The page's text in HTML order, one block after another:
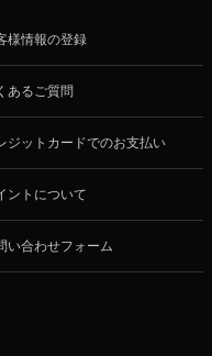
様情報の登録
あるご質問
ジットカードでのお支払い
ントについて
い合わせフォーム